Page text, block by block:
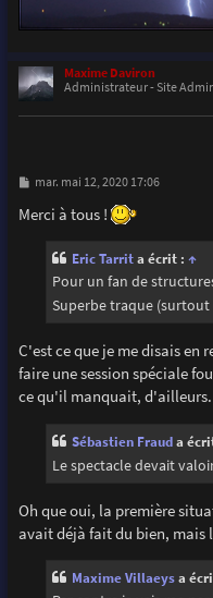
Maxime Daviron
Administrateur - Site
M
s
s
mar. mai 12, 2020 17:06
Merci à tous !
Eric Tarrita écrit : ↑
Pour un fan de
Superbe traque
C'est ce que je me disais
faire une session spéciale
ce qu'il manquait, d'ailleurs.
Sébastien Frauda
Le spectacle devait
Oh que oui, la première
avait déjà fait du bien, mais
Maxime Villaeysa